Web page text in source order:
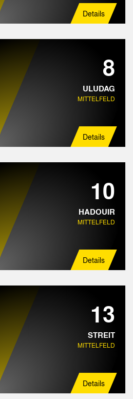
Details
8
ULUDAG
MITTELFELD
Details
10
HADOUIR
MITTELFELD
Details
13
STREIT
MITTELFELD
Details